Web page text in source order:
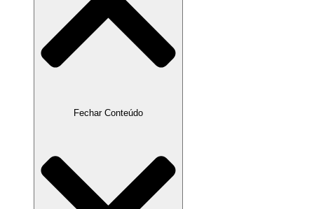
Fechar Conteúdo